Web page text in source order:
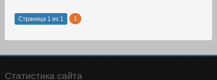
Страница 1 из 1 1
Статистика сайта